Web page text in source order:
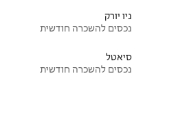
ניו יורק
נכסים להשכרה חודשית
סיאטל
נכסים להשכרה חודשית